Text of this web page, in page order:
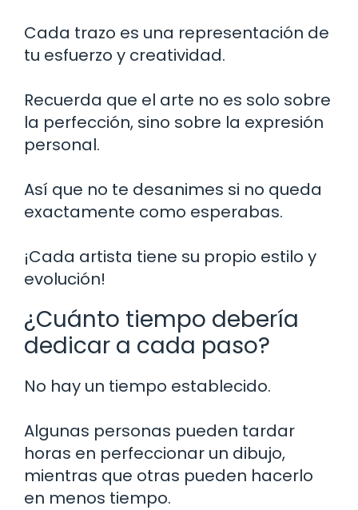
Cada trazo es una representación de
tu esfuerzo y creatividad.
Recuerda que el arte no es solo sobre
la perfección, sino sobre la expresión
personal.
Así que no te desanimes si no queda
exactamente como esperabas.
¡Cada artista tiene su propio estilo y
evolución!
¿Cuánto tiempo debería
dedicar a cada paso?
No hay un tiempo establecido.
Algunas personas pueden tardar
horas en perfeccionar un dibujo,
mientras que otras pueden hacerlo
en menos tiempo.